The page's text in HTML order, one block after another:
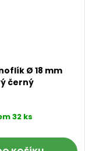
Ø 18 mm
černý
32 ks